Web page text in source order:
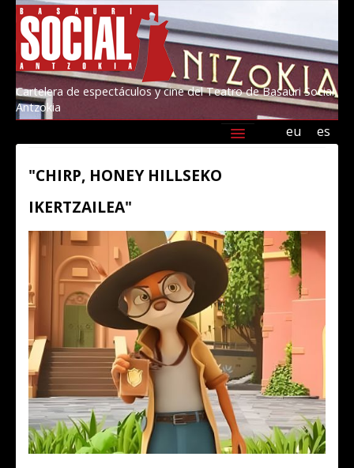
Cartelera de espectáculos y cine del Teatro de Basauri Social
Antzokia
es
eu
"CHIRP, HONEY HILLSEKO
IKERTZAILEA"